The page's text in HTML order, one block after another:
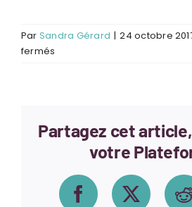
Par Sandra Gérard | 24 octobre
fermés
jeunes-
Partagez cet
votre
FacebookX